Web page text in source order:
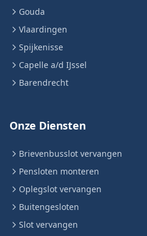
Gouda
Vlaardingen
Spijkenisse
Capelle a/d IJssel
Barendrecht
Onze Diensten
Brievenbusslot vervangen
Pensloten monteren
Oplegslot vervangen
Buitengesloten
Slot vervangen